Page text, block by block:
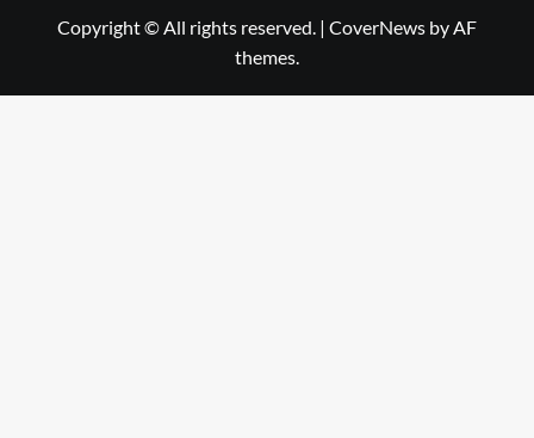
Copyright © All rights reserved. | CoverNews by AF
themes.